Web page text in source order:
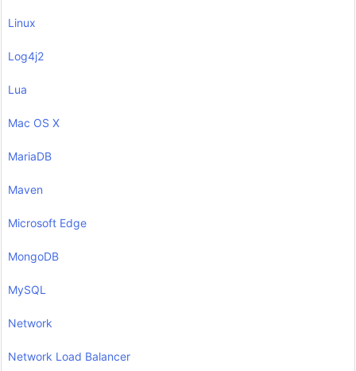
Linux
Log4j2
Lua
Mac OS X
MariaDB
Maven
Microsoft Edge
MongoDB
MySQL
Network
Network Load Balancer